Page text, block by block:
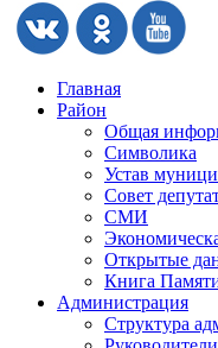
Главная
Район
Общая
Символика
Устав
Совет
СМИ
Открытые
Книга
Администрация
Структура